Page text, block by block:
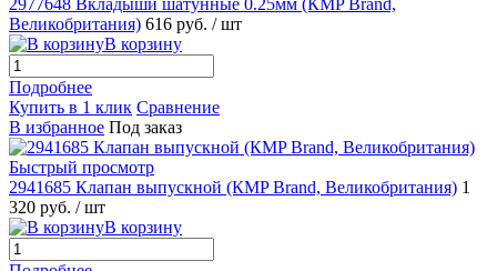
2977648 Вкладыши шатунные 0.25мм (КMP Brand,
Великобритания) 616 руб. / шт
В корзину
Подробнее
Купить в 1 клик Сравнение
В избранное Под заказ
Быстрый просмотр
2941685 Клапан выпускной (КMP Brand, Великобритания) 1
320 руб. / шт
В корзину